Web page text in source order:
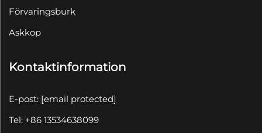
Förvaringsburk
Askkop
Kontaktinformation
E-post: [email protected]
Tel: +86 13534638099